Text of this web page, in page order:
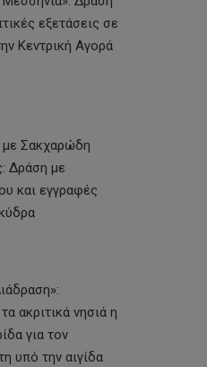
εξετάσεις σε
Κεντρική Αγορά
Σακχαρώδη
Δράση με
και εγγραφές
ακριτικά νησιά η
για τον
υπό την αιγίδα